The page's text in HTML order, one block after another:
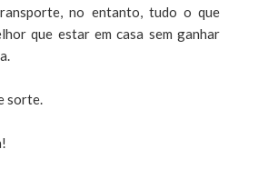
no entanto, tudo o que
que estar em casa sem ganhar
sorte.